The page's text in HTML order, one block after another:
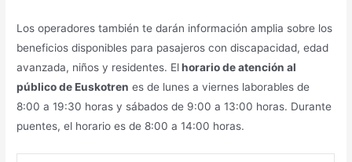
Los operadores también te darán información amplia sobre los
beneficios disponibles para pasajeros con discapacidad, edad
avanzada, niños y residentes. Elhorario de atención al
público de Euskotren es de lunes a viernes laborables de
8:00 a 19:30 horas y sábados de 9:00 a 13:00 horas. Durante
puentes, el horario es de 8:00 a 14:00 horas.